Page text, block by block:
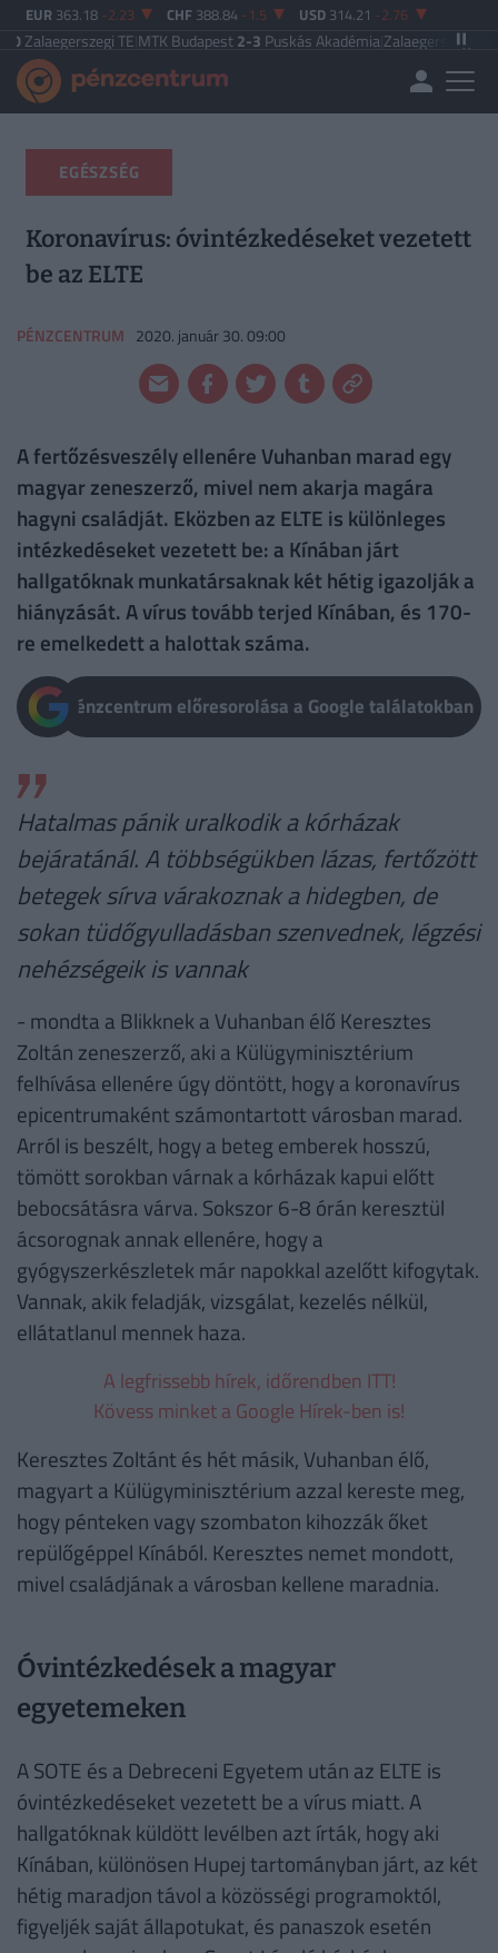
EUR 363.18 -2.23 CHF 388.84 -1.5 USD 314.21 -2.76
TE|MTK Budapest2-3Puskás Akadémia|Zalaegerszegi TE5-2 Paksi
EGÉSZSÉG
Koronavírus: óvintézkedéseket vezetett
be az ELTE
PÉNZCENTRUM 2020. január 30. 09:00
A fertőzésveszély ellenére Vuhanban marad egy
magyar zeneszerző, mivel nem akarja magára
hagyni családját. Eközben az ELTE is különleges
intézkedéseket vezetett be: a Kínában járt
hallgatóknak munkatársaknak két hétig igazolják a
hiányzását. A vírus tovább terjed Kínában, és 170-
re emelkedett a halottak száma.
Pénzcentrum előresorolása a Google találatokban
Hatalmas pánik uralkodik a kórházak
bejáratánál. A többségükben lázas, fertőzött
betegek sírva várakoznak a hidegben, de
sokan tüdőgyulladásban szenvednek, légzési
nehézségeik is vannak
- mondta a Blikknek a Vuhanban élő Keresztes
Zoltán zeneszerző, aki a Külügyminisztérium
felhívása ellenére úgy döntött, hogy a koronavírus
epicentrumaként számontartott városban marad.
Arról is beszélt, hogy a beteg emberek hosszú,
tömött sorokban várnak a kórházak kapui előtt
bebocsátásra várva. Sokszor 6-8 órán keresztül
ácsorognak annak ellenére, hogy a
gyógyszerkészletek már napokkal azelőtt kifogytak.
Vannak, akik feladják, vizsgálat, kezelés nélkül,
ellátatlanul mennek haza.
A legfrissebb hírek, időrendben ITT!
Kövess minket a Google Hírek-ben is!
Keresztes Zoltánt és hét másik, Vuhanban élő,
magyart a Külügyminisztérium azzal kereste meg,
hogy pénteken vagy szombaton kihozzák őket
repülőgéppel Kínából. Keresztes nemet mondott,
mivel családjának a városban kellene maradnia.
Óvintézkedések a magyar
egyetemeken
A SOTE és a Debreceni Egyetem után az ELTE is
óvintézkedéseket vezetett be a vírus miatt. A
hallgatóknak küldött levélben azt írták, hogy aki
Kínában, különösen Hupej tartományban járt, az két
hétig maradjon távol a közösségi programoktól,
figyeljék saját állapotukat, és panaszok esetén